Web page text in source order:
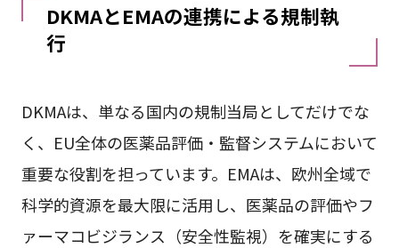
DKMAとEMAの連携による規制執
行
DKMAは、単なる国内の規制当局としてだけでな
く、EU全体の医薬品評価・監督システムにおいて
重要な役割を担っています。EMAは、欧州全域で
科学的資源を最大限に活用し、医薬品の評価やフ
ァーマコビジランス（安全性監視）を確実にする